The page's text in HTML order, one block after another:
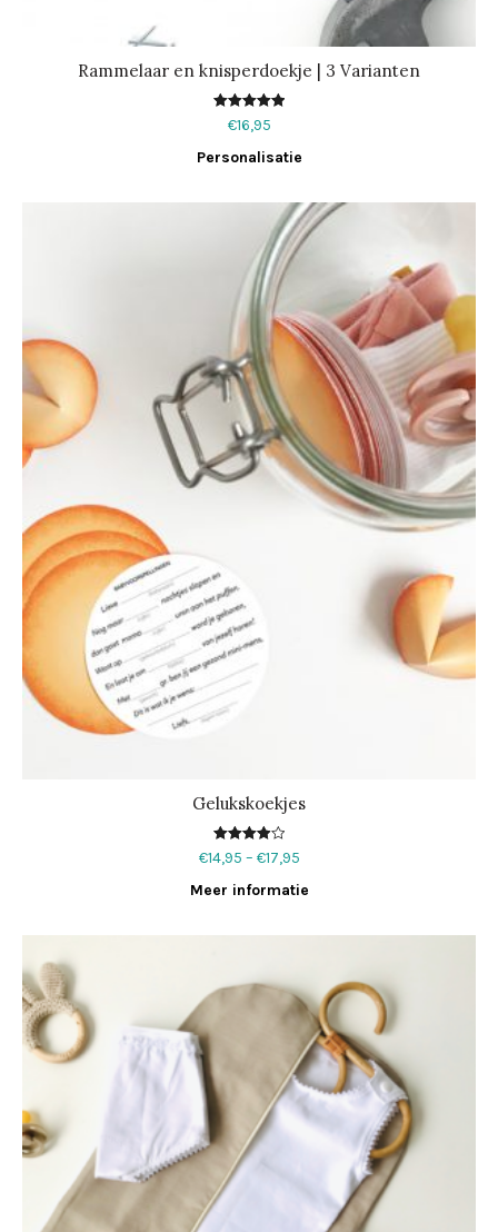
Rammelaar en knisperdoekje | 3 Varianten
Waardering
5.00
€16,95
Personalisatie
Gelukskoekjes
Waardering
4.00
€14,95 – €17,95
Meer informatie